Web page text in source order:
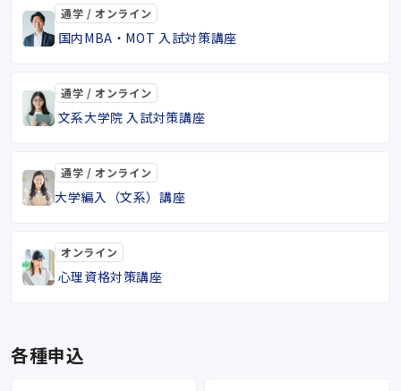
通学 / オンライン
国内MBA・MOT 入試対策講座
通学 / オンライン
文系大学院 入試対策講座
通学 / オンライン
大学編入（文系）講座
オンライン
心理資格対策講座
各種申込